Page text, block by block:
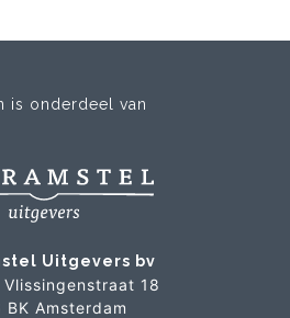
is onderdeel van
Uitgevers bv
Vlissingenstraat 18
BK Amsterdam